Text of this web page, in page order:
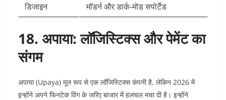
डिजाइन
मॉडर्न और डार्क-मोड सपोर्टेड
18. अपाया: लॉजिस्टिक्स और पेमेंट का
संगम
अपाया (Upaya) मूल रूप से एक लॉजिस्टिक्स कंपनी है, लेकिन 2026 में
इन्होंने अपने फिनटेक विंग के जरिए बाजार में हलचल मचा दी है। इन्होंने